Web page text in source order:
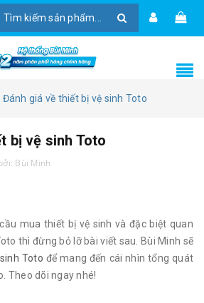
Đánh giá về thiết bị vệ sinh Toto
bị vệ sinh Toto
Bùi Minh
mua thiết bị vệ sinh và đặc biệt quan
thì đừng bỏ lỡ bài viết sau. Bùi Minh sẽ
Toto để mang đến cái nhìn tổng quát
Theo dõi ngay nhé!